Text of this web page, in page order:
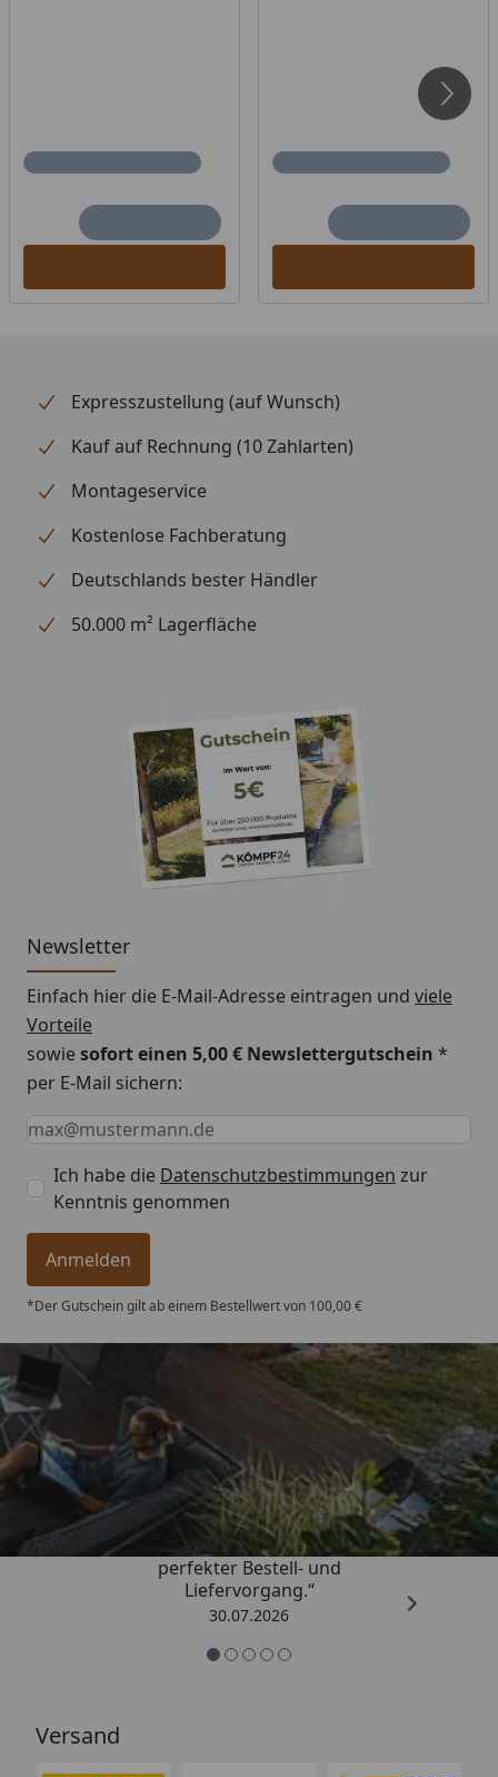
Expresszustellung (auf Wunsch)
Kauf auf Rechnung (10 Zahlarten)
Montageservice
Kostenlose Fachberatung
Deutschlands bester Händler
50.000 m² Lagerfläche
Newsletter
Einfach hier die E-Mail-Adresse eintragen und viele
Vorteile
sowiesofort einen 5,00 € Newslettergutschein *
per E-Mail sichern:
Keine Eingabe erforderlich
Eingabe erforderlich
E-Mail *
Ich habe die Datenschutzbestimmungen zur
Kenntnis genommen
Anmelden
*Der Gutschein gilt ab einem Bestellwert von 100,00 €
Trusted Shops
4,76/ 5
„Qualitativ sehr gute Ware und ein
perfekter Bestell- und
Liefervorgang.“
30.07.2026
Versand